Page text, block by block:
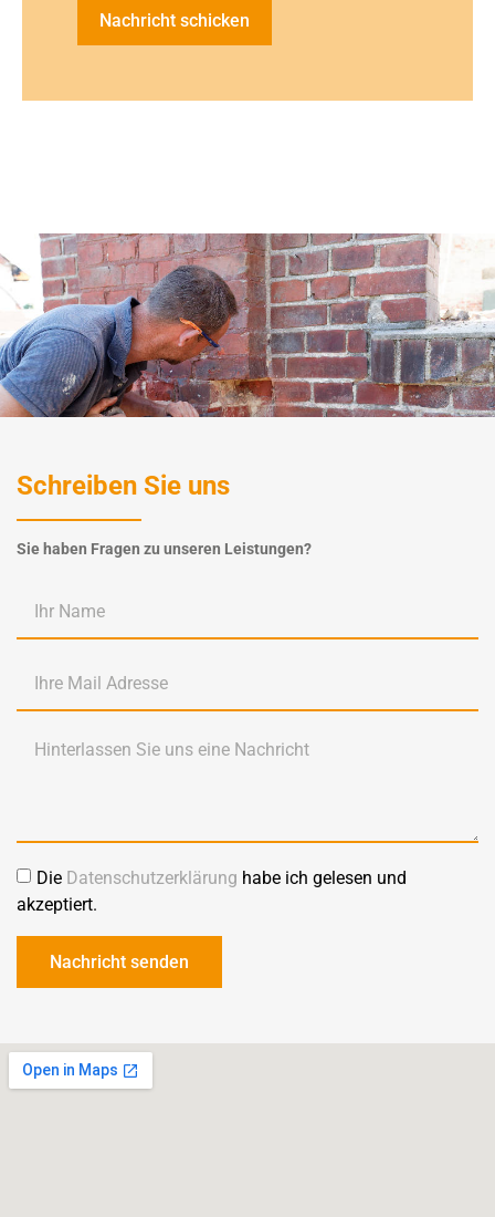
Nachricht schicken
Schreiben Sie uns
Sie haben Fragen zu unseren Leistungen?
Die Datenschutzerklärung habe ich gelesen und
akzeptiert.
Nachricht senden